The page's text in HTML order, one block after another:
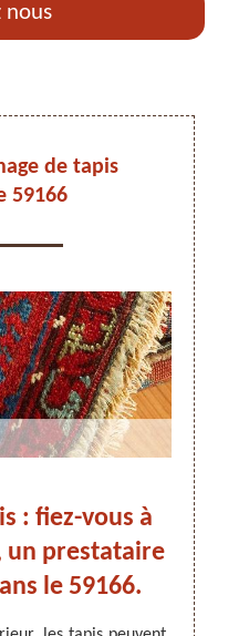
nous
de tapis
59166
: fiez-vous à
un prestataire
le 59166.
un